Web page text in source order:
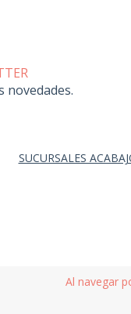
Al navegar
novedades.
SUCURSALES